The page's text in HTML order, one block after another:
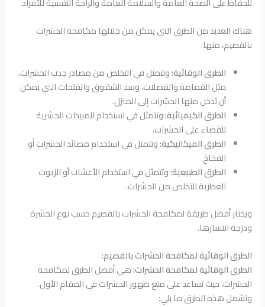
هناك العديد من الطرق التي يمكن من خلالها مكافحة الحشرات
بالقصيم، منها:
الطرق الوقائية:وتتمثل في التخلص من مصادر جذب الحشرات،
مثل القمامة والفضلات، وسد الشقوق والفتحات التي يمكن
أن تدخل منها الحشرات إلى المنزل.
الطرق الكيميائية:وتتمثل في استخدام المبيدات الحشرية
للقضاء على الحشرات.
الطرق الميكانيكية:وتتمثل في استخدام مصائد الحشرات أو
الفخاخ.
الطرق الطبيعية:وتتمثل في استخدام الأعشاب أو الزيوت
العطرية للتخلص من الحشرات.
ويختار أفضل طريقة لمكافحة الحشرات بالقصيم حسب نوع الحشرة
ودرجة انتشارها.
الطرق الوقائية لمكافحة الحشرات بالقصيم:
الطرق الوقائية لمكافحة الحشرات:هي أفضل الطرق لمكافحة
الحشرات، حيث تساعد على منع ظهور الحشرات في المقام الأول.
وتشمل هذه الطرق ما يلي: